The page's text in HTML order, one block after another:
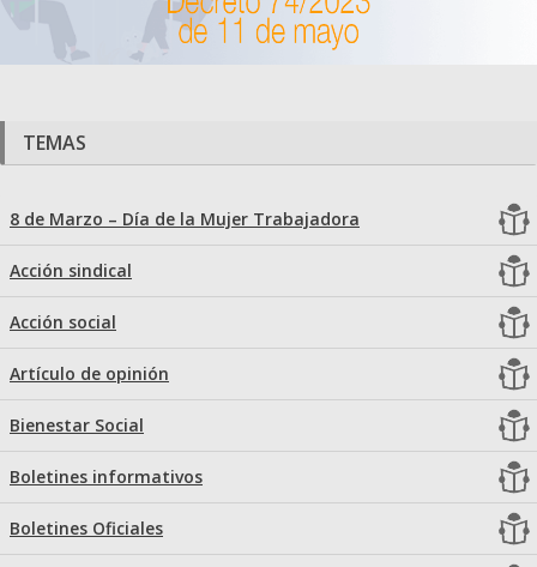
TEMAS
8 de Marzo – Día de la Mujer Trabajadora
Acción sindical
Acción social
Artículo de opinión
Bienestar Social
Boletines informativos
Boletines Oficiales